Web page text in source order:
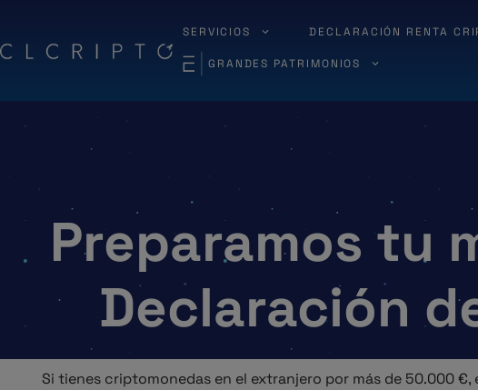
contenido
SERVICIOS DECLARACIÓN RENTA
GRANDES PATRIMONIOS
Preparamos tu
Declaración
Si tienes criptomonedas en el extranjero por más de 50.000